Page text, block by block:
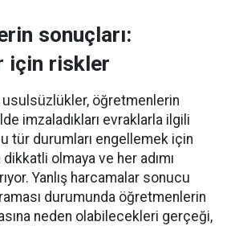
sonuçları:
için riskler
usulsüzlükler, öğretmenlerin
imzaladıkları evraklarla ilgili
tür durumları engellemek için
olmaya ve her adımı
Yanlış harcamalar sonucu
durumunda öğretmenlerin
neden olabilecekleri gerçeği,